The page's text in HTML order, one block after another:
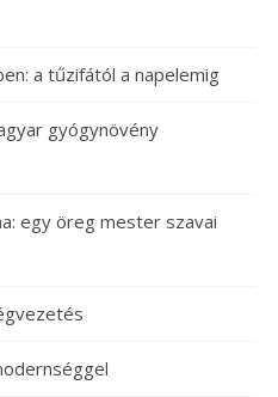
a tűzifától a napelemig
gyógynövény
egy öreg mester szavai